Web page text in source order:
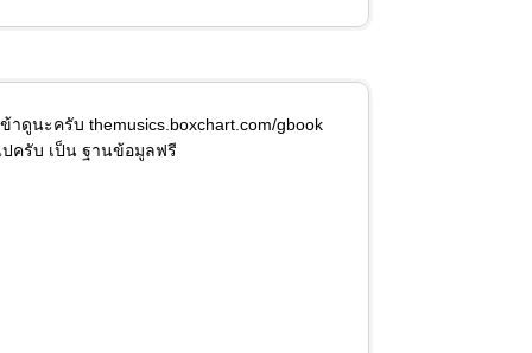
ดูนะครับ themusics.boxchart.com/gbook
ครับ เป็น ฐานข้อมูลฟรี